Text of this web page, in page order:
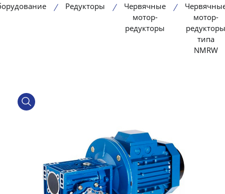
Редукторы
Червячные
мотор-
редукторы
мотор-
редукторы
типа
NMRW
product view